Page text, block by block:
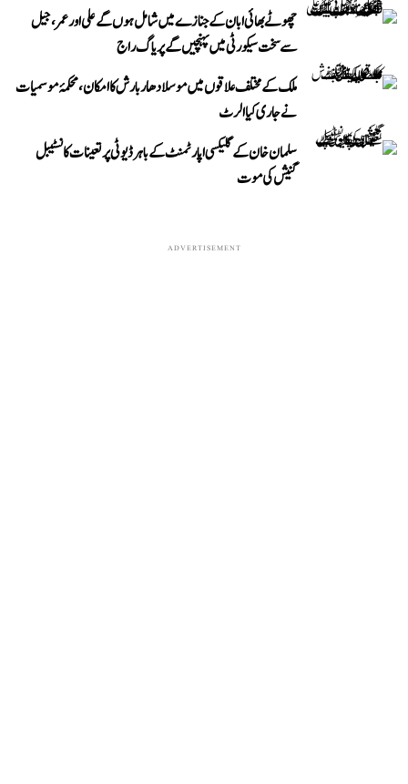
چھوٹے بھائی ابان کے جنازے میں شامل ہوں گے علی اور عمر، جیل
سے سخت سیکورٹی میں پہنچیں گے پریاگ راج
ملک کے مختلف علاقوں میں موسلادھار بارش کا امکان، محکمۂ موسمیات
نے جاری کیا الرٹ
سلمان خان کے گلیکسی اپارٹمنٹ کے باہر ڈیوٹی پر تعینات کانسٹیبل
گنیش کی موت
ADVERTISEMENT